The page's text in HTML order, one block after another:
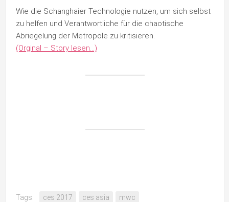
Wie die Schanghaier Technologie nutzen, um sich selbst
zu helfen und Verantwortliche für die chaotische
Abriegelung der Metropole zu kritisieren.
(Orginal – Story lesen…)
Tags: ces 2017 ces asia mwc